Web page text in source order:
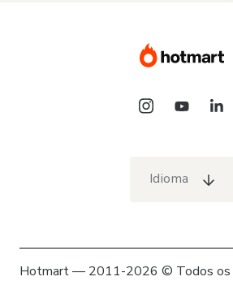
Idioma
Hotmart — 2011-2026 © Todos os